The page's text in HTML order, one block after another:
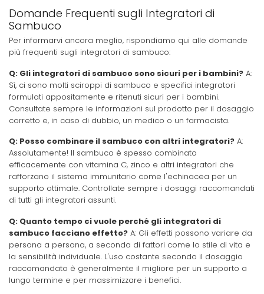
Domande Frequenti sugli Integratori di
Sambuco
Per informarvi ancora meglio, rispondiamo qui alle domande
più frequenti sugli integratori di sambuco:
Q: Gli integratori di sambuco sono sicuri per i bambini? A:
Sì, ci sono molti sciroppi di sambuco e specifici integratori
formulati appositamente e ritenuti sicuri per i bambini.
Consultate sempre le informazioni sul prodotto per il dosaggio
corretto e, in caso di dubbio, un medico o un farmacista.
Q: Posso combinare il sambuco con altri integratori? A:
Assolutamente! Il sambuco è spesso combinato
efficacemente con vitamina C, zinco e altri integratori che
rafforzano il sistema immunitario come l'echinacea per un
supporto ottimale. Controllate sempre i dosaggi raccomandati
di tutti gli integratori assunti.
Q: Quanto tempo ci vuole perché gli integratori di
sambuco facciano effetto? A: Gli effetti possono variare da
persona a persona, a seconda di fattori come lo stile di vita e
la sensibilità individuale. L'uso costante secondo il dosaggio
raccomandato è generalmente il migliore per un supporto a
lungo termine e per massimizzare i benefici.